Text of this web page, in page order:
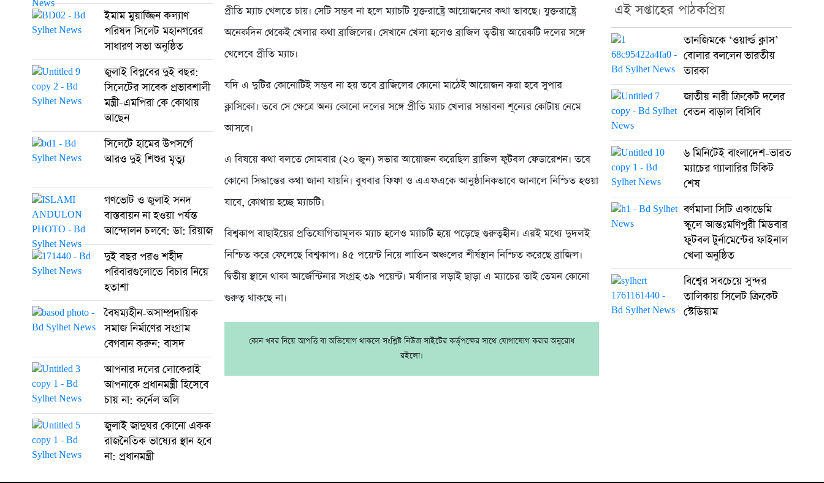
ইমাম মুয়াজ্জিন কল্যাণ
পরিষদ সিলেট মহানগরের
সাধারণ সভা অনুষ্ঠিত
জুলাই বিপ্লবের দুই বছর:
সিলেটের সাবেক প্রভাবশালী
মন্ত্রী-এমপিরা কে কোথায়
আছেন
সিলেটে হামের উপসর্গে
আরও দুই শিশুর মৃত্যু
গণভোট ও জুলাই সনদ
বাস্তবায়ন না হওয়া পর্যন্ত
আন্দোলন চলবে: ডা: রিয়াজ
দুই বছর পরও শহীদ
পরিবারগুলোতে বিচার নিয়ে
হতাশা
বৈষম্যহীন-অসাম্প্রদায়িক
সমাজ নির্মাণের সংগ্রাম
বেগবান করুন: বাসদ
আপনার দলের লোকেরাই
আপনাকে প্রধানমন্ত্রী হিসেবে
চায় না: কর্নেল অলি
জুলাই জাদুঘর কোনো একক
রাজনৈতিক ভাষ্যের স্থান হবে
না: প্রধানমন্ত্রী
প্রীতি ম্যাচ খেলতে চায়। সেটি সম্ভব না হলে ম্যাচটি যুক্তরাষ্ট্রে আয়োজনের কথা ভাবছে। যুক্তরাষ্ট্রে
অনেকদিন থেকেই খেলার কথা ব্রাজিলের। সেখানে খেলা হলেও ব্রাজিল তৃতীয় আরেকটি দলের সঙ্গে
খেলেবে প্রীতি ম্যাচ।
যদি এ দুটির কোনোটিই সম্ভব না হয় তবে ব্রাজিলের কোনো মাঠেই আয়োজন করা হবে সুপার
ক্লাসিকো। তবে সে ক্ষেত্রে অন্য কোনো দলের সঙ্গে প্রীতি ম্যাচ খেলার সম্ভাবনা শূন্যের কোটায় নেমে
আসবে।
এ বিষয়ে কথা বলতে সোমবার (২০ জুন) সভার আয়োজন করেছিল ব্রাজিল ফুটবল ফেডারেশন। তবে
কোনো সিদ্ধান্তের কথা জানা যায়নি। বুধবার ফিফা ও এএফএকে আনুষ্ঠানিকভাবে জানালে নিশ্চিত হওয়া
যাবে, কোথায় হচ্ছে ম্যাচটি।
বিশ্বকাপ বাছাইয়ের প্রতিযোগিতামূলক ম্যাচ হলেও ম্যাচটি হয়ে পড়েছে গুরুত্বহীন। এরই মধ্যে দুদলই
নিশ্চিত করে ফেলেছে বিশ্বকাপ। ৪৫ পয়েন্ট নিয়ে লাতিন অঞ্চলের শীর্ষস্থান নিশ্চিত করেছে ব্রাজিল।
দ্বিতীয় স্থানে থাকা আর্জেন্টিনার সংগ্রহ ৩৯ পয়েন্ট। মর্যাদার লড়াই ছাড়া এ ম্যাচের তাই তেমন কোনো
গুরুত্ব থাকছে না।
কোন খবর নিয়ে আপত্তি বা অভিযোগ থাকলে সংশ্লিষ্ট নিউজ সাইটের কর্তৃপক্ষের সাথে যোগাযোগ করার অনুরোধ
রইলো।
এই সপ্তাহের পাঠকপ্রিয়
তানজিমকে ‘ওয়ার্ল্ড ক্লাস’
বোলার বললেন ভারতীয়
তারকা
জাতীয় নারী ক্রিকেট দলের
বেতন বাড়াল বিসিবি
৬ মিনিটেই বাংলাদেশ-ভারত
ম্যাচের গ্যালারির টিকিট
শেষ
বর্ণমালা সিটি একাডেমি
স্কুলে আন্তঃমণিপুরী মিডবার
ফুটবল টুর্নামেন্টের ফাইনাল
খেলা অনুষ্ঠিত
বিশ্বের সবচেয়ে সুন্দর
তালিকায় সিলেট ক্রিকেট
স্টেডিয়াম